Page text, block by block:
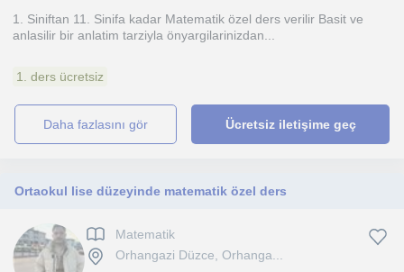
1. Siniftan 11. Sinifa kadar Matematik özel ders verilir Basit ve
anlasilir bir anlatim tarziyla önyargilarinizdan...
1. ders ücretsiz
daha fazlasını gör Ücretsiz iletişime geç
Ortaokul lise düzeyinde matematik özel ders
Matematik
Orhangazi Düzce, Orhanga...